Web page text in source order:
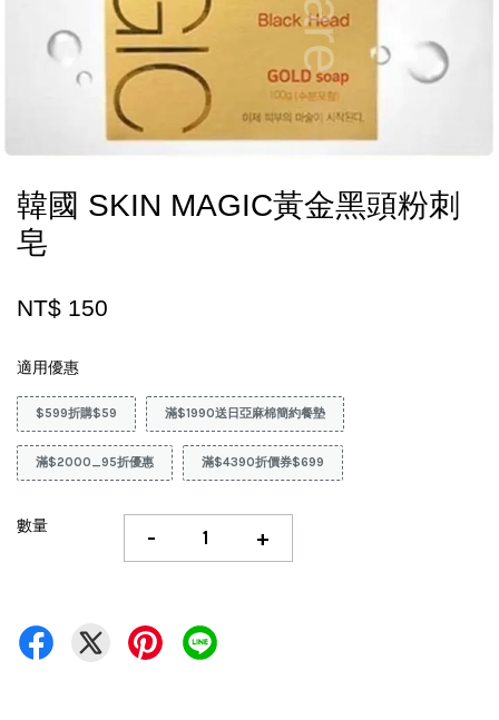
韓國 SKIN MAGIC黃金黑頭粉刺
皂
NT$ 150
適用優惠
$599折購$59 滿$1990送日亞麻棉簡約餐墊
滿$2000_95折優惠 滿$4390折價券$699
數量 - +